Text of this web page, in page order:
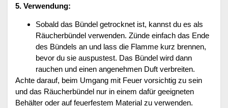
5. Verwendung:
Sobald das Bündel getrocknet ist, kannst du es als
Räucherbündel verwenden. Zünde einfach das Ende
des Bündels an und lass die Flamme kurz brennen,
bevor du sie auspustest. Das Bündel wird dann
rauchen und einen angenehmen Duft verbreiten.
Achte darauf, beim Umgang mit Feuer vorsichtig zu sein
und das Räucherbündel nur in einem dafür geeigneten
Behälter oder auf feuerfestem Material zu verwenden.